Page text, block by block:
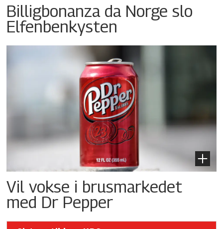
Billigbonanza da Norge slo
Elfenbenkysten
Vil vokse i brusmarkedet
med Dr Pepper